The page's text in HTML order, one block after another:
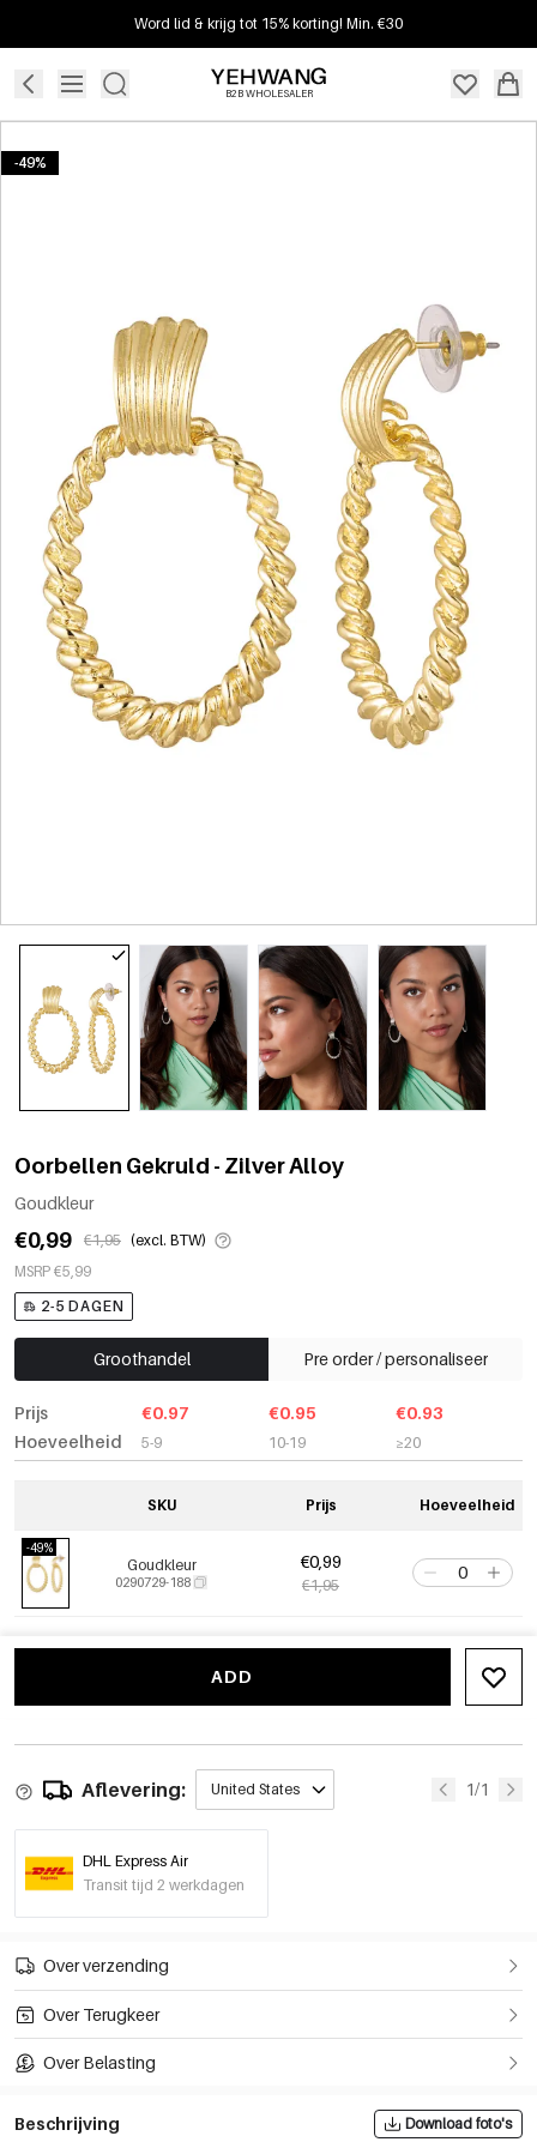
Word lid & krijg tot 15% korting! Min. €30
B2B WHOLESALER
-49%
Oorbellen Gekruld - Zilver Alloy
Goudkleur
€0,99 €1,95 (excl. BTW)
MSRP €5,99
2-5 DAGEN
Groothandel Pre order / personaliseer
Prijs
Hoeveelheid
€0.97
5-9
€0.95
10-19
€0.93
≥20
SKU Prijs Hoeveelheid
-49%
Goudkleur
0290729-188
€0,99
€1,95
ADD
Aflevering: United States 1/1
DHL Express Air
Transit tijd 2 werkdagen
Over verzending
Over Terugkeer
Over Belasting
Beschrijving Download foto's